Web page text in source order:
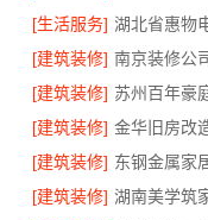
[生活服务]
[建筑装修]
[建筑装修]
[建筑装修]
[建筑装修] 东钢金属家
[建筑装修]